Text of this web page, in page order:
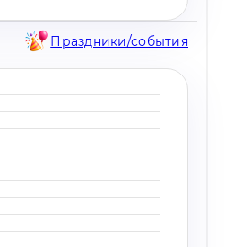
Праздники/события